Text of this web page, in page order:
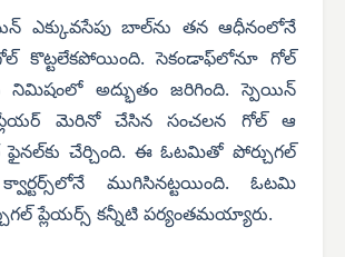
ఎక్కువసేపు బాల్‌ను తన ఆధీనంలోనే
కొట్టలేకపోయింది. సెకండాఫ్‌లోనూ గోల్
అద్భుతం జరిగింది. స్పెయిన్
ప్లేయర్ మెరినో చేసిన సంచలన గోల్ ఆ
ఫైనల్‌కు చేర్చింది. ఈ ఓటమితో పోర్చుగల్
క్వార్టర్స్‌లోనే ముగిసినట్టయింది. ఓటమి
ప్లేయర్స్ కన్నీటి పర్యంతమయ్యారు.